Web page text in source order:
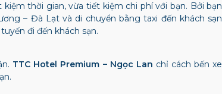
thời gian, vừa tiết kiệm chi phí với bạn. Bởi bạn
– Đà Lạt và di chuyển bằng taxi đến khách sạn
đi đến khách sạn.
TTC Hotel Premium – Ngọc Lan chỉ cách bến xe